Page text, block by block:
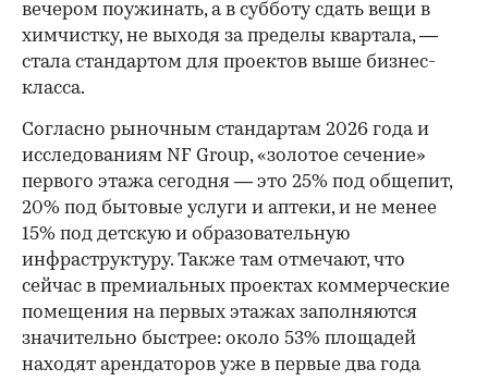
вечером поужинать, а в субботу сдать вещи в
химчистку, не выходя за пределы квартала, —
стала стандартом для проектов выше бизнес-
класса.
Согласно рыночным стандартам 2026 года и
исследованиям NF Group, «золотое сечение»
первого этажа сегодня — это 25% под общепит,
20% под бытовые услуги и аптеки, и не менее
15% под детскую и образовательную
инфраструктуру. Также там отмечают, что
сейчас в премиальных проектах коммерческие
помещения на первых этажах заполняются
значительно быстрее: около 53% площадей
находят арендаторов уже в первые два года